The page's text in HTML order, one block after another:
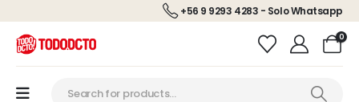
+56 9 9293 4283 - Solo Whatsapp
0